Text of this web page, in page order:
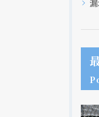
クリックで